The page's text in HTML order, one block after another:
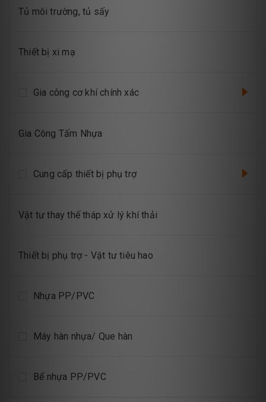
Tủ môi trường, tủ sấy
Thiết bị xi mạ
Gia công cơ khí chính xác
Gia Công Tấm Nhựa
Cung cấp thiết bị phụ trợ
Vật tư thay thế tháp xử lý khí thải
Thiết bị phụ trợ - Vật tư tiêu hao
Nhựa PP/PVC
Máy hàn nhựa/ Que hàn
Bể nhựa PP/PVC